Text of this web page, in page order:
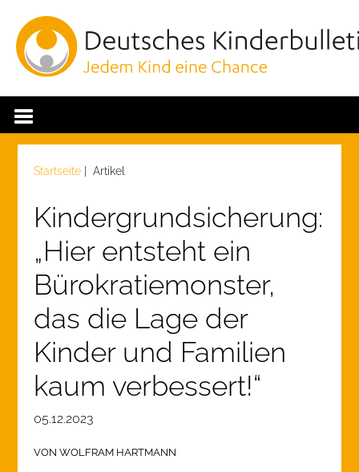
Startseite | Artikel
Kindergrundsicherung:
„Hier entsteht ein
Bürokratiemonster,
das die Lage der
Kinder und Familien
kaum verbessert!“
05.12.2023
VON WOLFRAM HARTMANN